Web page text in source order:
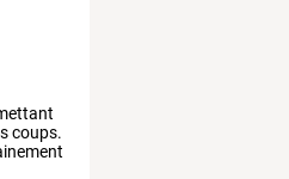
coups.